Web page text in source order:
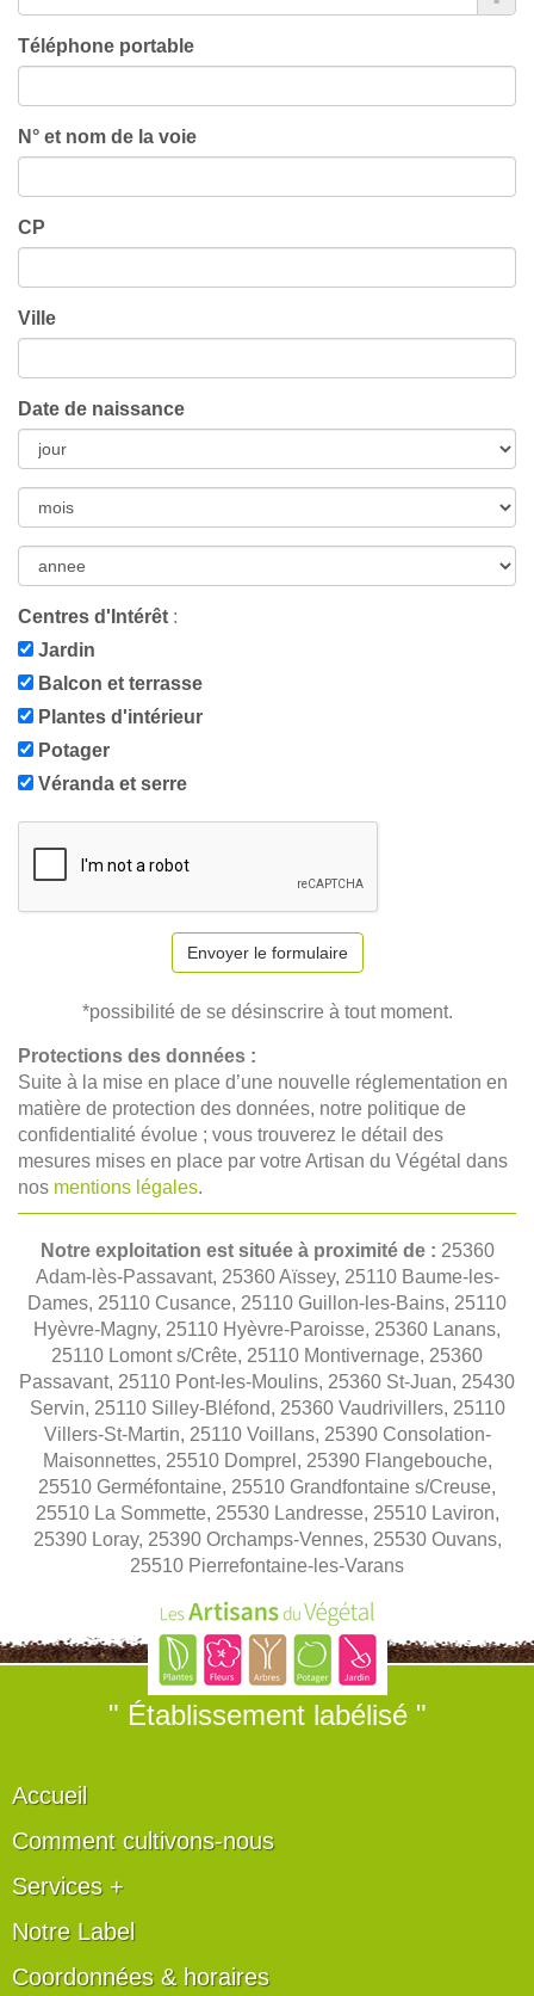
Téléphone portable
N° et nom de la voie
CP
Ville
Date de naissance
Centres d'Intérêt :
Jardin
Balcon et terrasse
Plantes d'intérieur
Potager
Véranda et serre
Envoyer le formulaire
*possibilité de se désinscrire à tout moment.
Protections des données :
Suite à la mise en place d’une nouvelle réglementation en
matière de protection des données, notre politique de
confidentialité évolue ; vous trouverez le détail des
mesures mises en place par votre Artisan du Végétal dans
nos mentions légales.
Notre exploitation est située à proximité de : 25360
Adam-lès-Passavant, 25360 Aïssey, 25110 Baume-les-
Dames, 25110 Cusance, 25110 Guillon-les-Bains, 25110
Hyèvre-Magny, 25110 Hyèvre-Paroisse, 25360 Lanans,
25110 Lomont s/Crête, 25110 Montivernage, 25360
Passavant, 25110 Pont-les-Moulins, 25360 St-Juan, 25430
Servin, 25110 Silley-Bléfond, 25360 Vaudrivillers, 25110
Villers-St-Martin, 25110 Voillans, 25390 Consolation-
Maisonnettes, 25510 Domprel, 25390 Flangebouche,
25510 Germéfontaine, 25510 Grandfontaine s/Creuse,
25510 La Sommette, 25530 Landresse, 25510 Laviron,
25390 Loray, 25390 Orchamps-Vennes, 25530 Ouvans,
25510 Pierrefontaine-les-Varans
" Établissement labélisé "
Accueil
Comment cultivons-nous
Services +
Notre Label
Coordonnées & horaires